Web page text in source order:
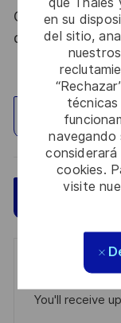
en su
del sitio,
navegando
cookies.
visite
Code de la
du 09 août
Explorar
Get
You'll receive